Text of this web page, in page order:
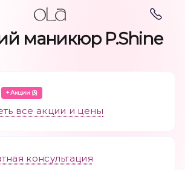
услуги
маникюр P.Shine
+ Акции (3)
все акции и цены
консультация